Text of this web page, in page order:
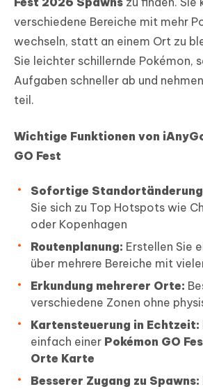
verschiedene Bereiche mit mehr
wechseln, statt an einem Ort zu
Sie leichter schillernde Pokémon,
Aufgaben schneller ab und
teil.
Wichtige Funktionen von
GO Fest
Sofortige
Sie sich zu Top Hotspots wie
oder Kopenhagen
Routenplanung: Erstellen Sie
über mehrere Bereiche mit
Erkundung mehrerer Orte:
verschiedene Zonen ohne
Kartensteuerung in Echtzeit:
einfach einer Pokémon GO
Orte Karte
Besserer Zugang zu Spawns: